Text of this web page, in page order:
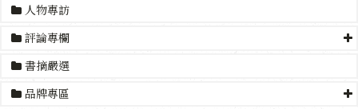
人物專訪
評論專欄
書摘嚴選
品牌專區